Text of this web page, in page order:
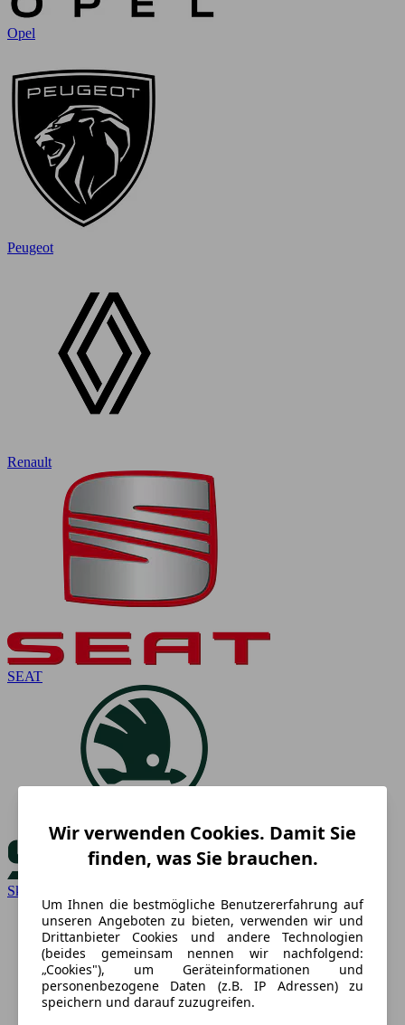
Opel
Peugeot
Renault
SEAT
Skoda
Wir verwenden Cookies. Damit Sie
finden, was Sie brauchen.
Um Ihnen die bestmögliche Benutzererfahrung auf
unseren Angeboten zu bieten, verwenden wir und
Drittanbieter Cookies und andere Technologien
(beides gemeinsam nennen wir nachfolgend:
„Cookies"), um Geräteinformationen und
personenbezogene Daten (z.B. IP Adressen) zu
speichern und darauf zuzugreifen.